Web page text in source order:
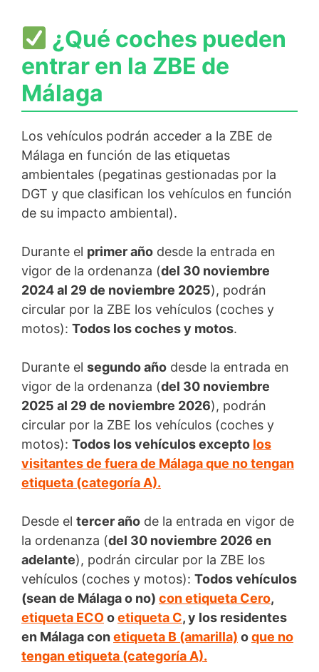
¿Qué coches pueden
entrar en la ZBE de
Málaga
Los vehículos podrán acceder a la ZBE de
Málaga en función de las etiquetas
ambientales (pegatinas gestionadas por la
DGT y que clasifican los vehículos en función
de su impacto ambiental).
Durante el primer año desde la entrada en
vigor de la ordenanza (del 30 noviembre
2024 al 29 de noviembre 2025), podrán
circular por la ZBE los vehículos (coches y
motos): Todos los coches y motos.
Durante el segundo año desde la entrada en
vigor de la ordenanza (del 30 noviembre
2025 al 29 de noviembre 2026), podrán
circular por la ZBE los vehículos (coches y
motos): Todos los vehículos excepto los
visitantes de fuera de Málaga que no tengan
etiqueta (categoría A).
Desde el tercer año de la entrada en vigor de
la ordenanza (del 30 noviembre 2026 en
adelante), podrán circular por la ZBE los
vehículos (coches y motos): Todos vehículos
(sean de Málaga o no) con etiqueta Cero,
etiqueta ECOoetiqueta C, y los residentes
en Málaga conetiqueta B (amarilla) oque no
tengan etiqueta (categoría A).